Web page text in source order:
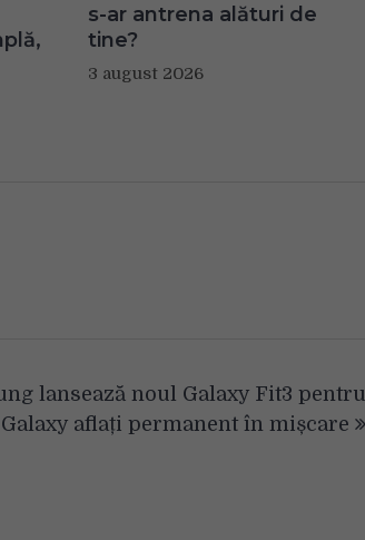
s-ar antrena alături de
tine?
3 august 2026
lansează noul Galaxy Fit3 pentru
aflați permanent în mișcare